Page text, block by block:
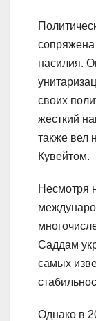
сопряжена
насилия.
своих
жесткий
также вел
Кувейтом.
Несмотря
Саддам
самых
Однако в